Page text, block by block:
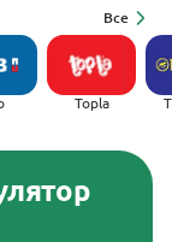
Все
Topla